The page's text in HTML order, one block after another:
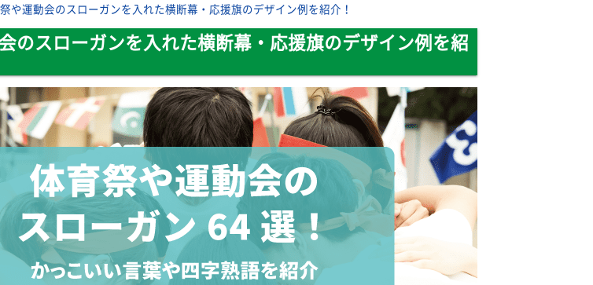
や運動会のスローガンを入れた横断幕・応援旗のデザイン例を紹介！
のスローガンを入れた横断幕・応援旗のデザイン例を紹